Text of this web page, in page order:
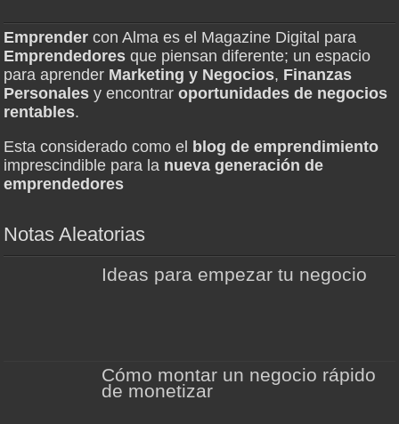
Emprender con Alma es el Magazine Digital para
Emprendedores que piensan diferente; un espacio
para aprender Marketing y Negocios, Finanzas
Personales y encontraroportunidades de negocios
rentables.
Esta considerado como el blog de emprendimiento
imprescindible para la nueva generación de
emprendedores
Notas Aleatorias
Ideas para empezar tu negocio
Cómo montar un negocio rápido
de monetizar